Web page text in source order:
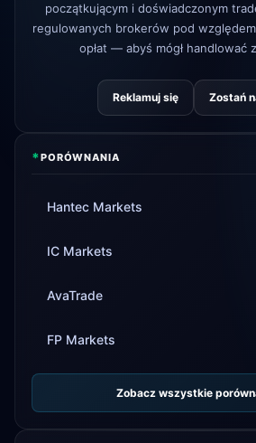
Tickmillczas wypłaty
początkującym i doświadczonym
regulowanych brokerów pod
opłat — abyś mógł handlować
Reklamuj się Zostań
*PORÓWNANIA
Hantec Markets
IC Markets
AvaTrade
FP Markets
Zobacz wszystkie